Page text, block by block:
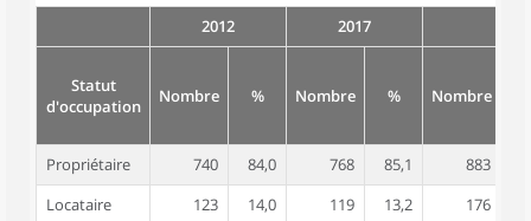
2012 2017
Statut
d'occupation
Nombre % Nombre % Nombre
Propriétaire 740 84,0 768 85,1 883
Locataire
123 14,0 119 13,2 176